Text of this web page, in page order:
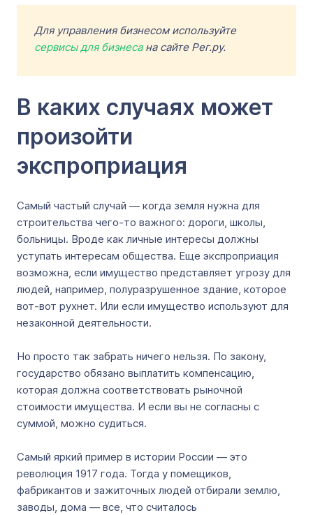
Для управления бизнесом используйте
сервисы для бизнесана сайте Рег.ру.
В каких случаях может
произойти
экспроприация
Самый частый случай — когда земля нужна для
строительства чего-то важного: дороги, школы,
больницы. Вроде как личные интересы должны
уступать интересам общества. Еще экспроприация
возможна, если имущество представляет угрозу для
людей, например, полуразрушенное здание, которое
вот-вот рухнет. Или если имущество используют для
незаконной деятельности.
Но просто так забрать ничего нельзя. По закону,
государство обязано выплатить компенсацию,
которая должна соответствовать рыночной
стоимости имущества. И если вы не согласны с
суммой, можно судиться.
Самый яркий пример в истории России — это
революция 1917 года. Тогда у помещиков,
фабрикантов и зажиточных людей отбирали землю,
заводы, дома — все, что считалось